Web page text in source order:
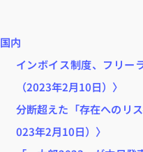
国内
インボイス制度、フリー
（2023年2月10日）〉
分断超えた「存在へのリ
023年2月10日）〉